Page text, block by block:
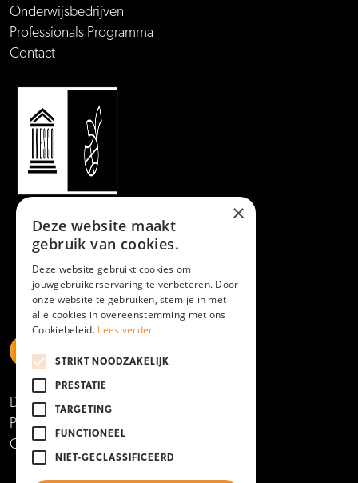
Onderwijsbedrijven
Professionals Programma
Contact
https://www.linkedin.com/school/mboamersfoort
https://www.instagram.com/mboamersfoort/
https://www.facebook.com/MBOAmersfoort
Disclaimer
Privacy- en cookieverklaring
Copyright 2025
×
Deze website maakt
gebruik van cookies.
Deze website gebruikt cookies om
jouwgebruikerservaring te verbeteren. Door
onze website te gebruiken, stem je in met
alle cookies in overeenstemming met ons
Cookiebeleid. Lees verder
STRIKT NOODZAKELIJK
PRESTATIE
TARGETING
FUNCTIONEEL
NIET-GECLASSIFICEERD